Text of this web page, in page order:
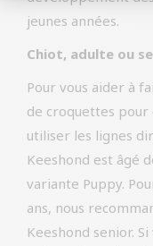
jeunes années.
Chiot, adulte ou
Pour vous aider à
de croquettes pour
utiliser les lignes
Keeshond est âgé
variante Puppy.
ans, nous
Keeshond senior.